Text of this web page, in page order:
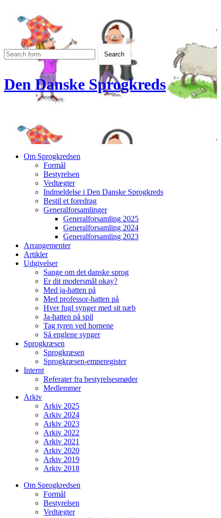
Den Danske Sprogkreds
Om Sprogkredsen
Formål
Bestyrelsen
Vedtægter
Indmeldelse i Den Danske Sprogkreds
Bestil et foredrag
Generalforsamlinger
Generalforsamling 2025
Generalforsamling 2024
Generalforsamling 2023
Arrangementer
Artikler
Udgivelser
Sange om det danske sprog
Er dit modersmål okay?
Med ja-hatten på
Med professor-hatten på
Hver fugl synger med sit næb
Ja-hatten på spil
Tag tyren ved hornene
Så englene synger
Sprogkræsen
Sprogkræsen
Sprogkræsen-emneregister
Internt
Referater fra bestyrelsesmøder
Medlemmer
Arkiv
Arkiv 2025
Arkiv 2024
Arkiv 2023
Arkiv 2022
Arkiv 2021
Arkiv 2020
Arkiv 2019
Arkiv 2018
Om Sprogkredsen
Formål
Bestyrelsen
Vedtægter